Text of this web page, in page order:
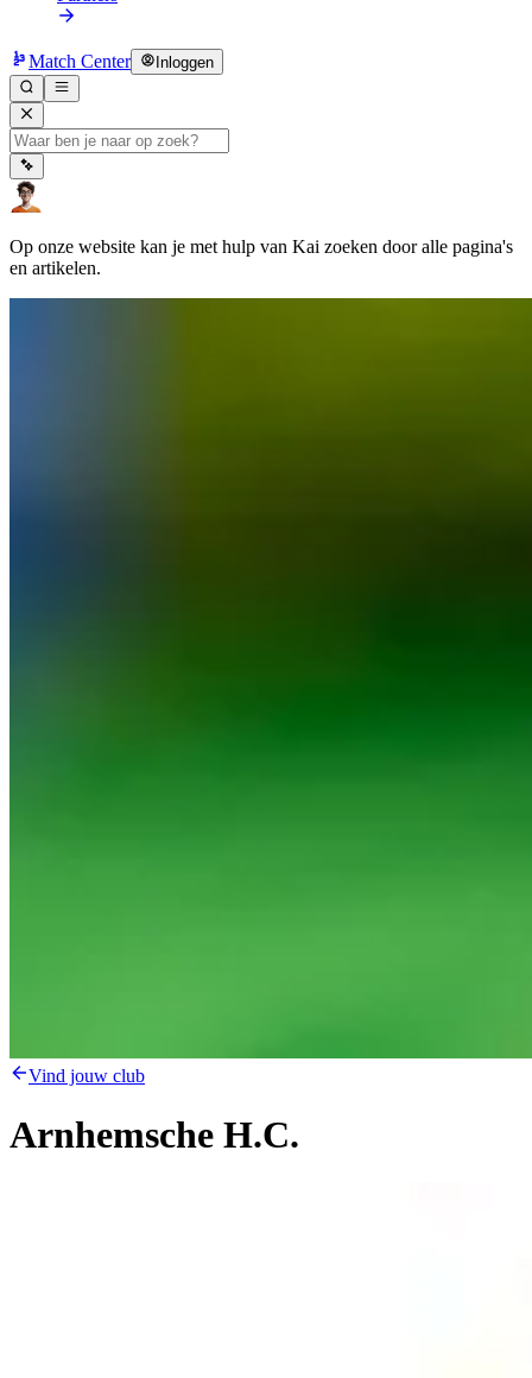
Match Center Inloggen
Op onze website kan je met hulp van Kai zoeken door alle pagina's
en artikelen.
Vind jouw club
Arnhemsche H.C.